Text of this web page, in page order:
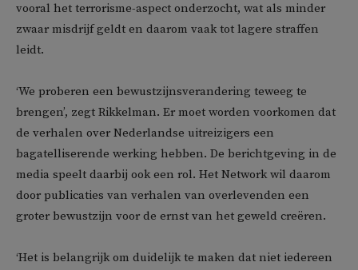
vooral het terrorisme-aspect onderzocht, wat als minder
zwaar misdrijf geldt en daarom vaak tot lagere straffen
leidt.
‘We proberen een bewustzijnsverandering teweeg te
brengen’, zegt Rikkelman. Er moet worden voorkomen dat
de verhalen over Nederlandse uitreizigers een
bagatelliserende werking hebben. De berichtgeving in de
media speelt daarbij ook een rol. Het Network wil daarom
door publicaties van verhalen van overlevenden een
groter bewustzijn voor de ernst van het geweld creëren.
‘Het is belangrijk om duidelijk te maken dat niet iedereen